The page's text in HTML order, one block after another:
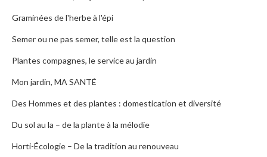
Graminées de l'herbe à l'épi
Semer ou ne pas semer, telle est la question
Plantes compagnes, le service au jardin
Mon jardin, MA SANTÉ
Des Hommes et des plantes : domestication et diversité
Du sol au la – de la plante à la mélodie
Horti-Écologie – De la tradition au renouveau